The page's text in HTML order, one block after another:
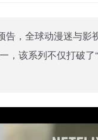
告，全球动漫迷与影
，该系列不仅打破了